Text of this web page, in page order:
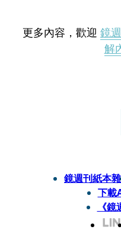
更多內容，歡迎 鏡
解
鏡週刊紙本
下載
《